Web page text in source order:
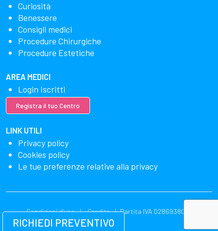
Curiosità
Benessere
Consigli medici
Procedure Chirurgiche
Procedure Estetiche
AREA MEDICI
Login Iscritti
Registra il tuo Centro
LINK UTILI
Privacy policy
Cookies policy
Le tue preferenze relative alla privacy
Condizioni d'uso Credits Partita IVA 02869380549
RICHIEDI PREVENTIVO